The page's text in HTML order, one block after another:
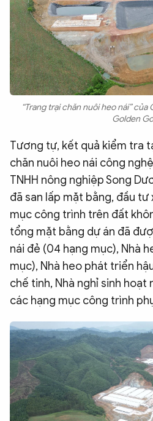
“Trang trại chăn nuôi heo nái”
Golden
Tương tự, kết quả kiểm tra
chăn nuôi heo nái công
TNHH nông nghiệp Song
đã san lấp mặt bằng, đầu
mục công trình trên đất
tổng mặt bằng dự án đã
nái đẻ (04 hạng mục), Nhà
mục), Nhà heo phát triển
chế tinh, Nhà nghỉ sinh hoạt
các hạng mục công trình